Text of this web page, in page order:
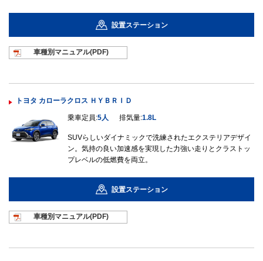
設置ステーション
車種別マニュアル(PDF)
トヨタ カローラクロス ＨＹＢＲＩＤ
乗車定員:5人 排気量:1.8L
SUVらしいダイナミックで洗練されたエクステリアデザイ
ン。気持の良い加速感を実現した力強い走りとクラストッ
プレベルの低燃費を両立。
設置ステーション
車種別マニュアル(PDF)